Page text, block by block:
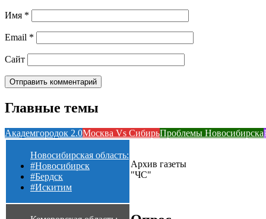
Имя *
Email *
Сайт
Главные темы
Академгородок 2.0Москва Vs СибирьПроблемы Новосибирска
Новосибирская область:
#Новосибирск
#Бердск
#Искитим
Архив газеты
"ЧС"